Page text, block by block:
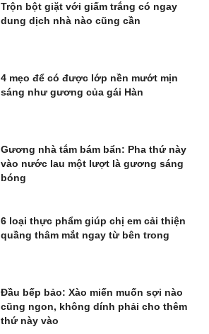
Trộn bột giặt với giấm trắng có ngay
dung dịch nhà nào cũng cần
4 mẹo để có được lớp nền mướt mịn
sáng như gương của gái Hàn
Gương nhà tắm bám bẩn: Pha thứ này
vào nước lau một lượt là gương sáng
bóng
6 loại thực phẩm giúp chị em cải thiện
quầng thâm mắt ngay từ bên trong
Đầu bếp bảo: Xào miến muốn sợi nào
cũng ngon, không dính phải cho thêm
thứ này vào